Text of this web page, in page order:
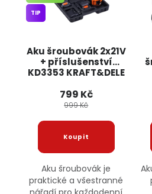
Aku šroubovák 2x21V
+ příslušenství
KD3353 KRAFT&DELE
TIP
799 Kč
999 Kč
Aku šroubovák je
praktické a všestranné